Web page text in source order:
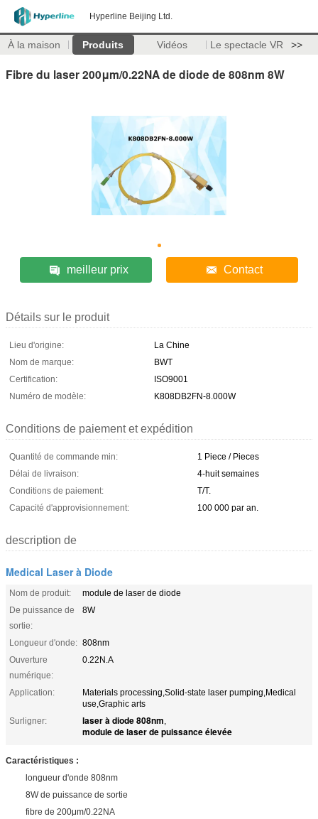
Hyperline Beijing Ltd.
À la maison Produits Vidéos Le spectacle VR >>
Fibre du laser 200μm/0.22NA de diode de 808nm 8W
meilleur prix Contact
Détails sur le produit
Lieu d'origine:
La Chine
Nom de marque:
BWT
Certification:
ISO9001
Numéro de modèle:
K808DB2FN-8.000W
Conditions de paiement et expédition
Quantité de commande min:
1 Piece / Pieces
Délai de livraison:
4-huit semaines
Conditions de paiement:
T/T.
Capacité d'approvisionnement:
100 000 par an.
description de
Medical Laser à Diode
Nom de produit:
module de laser de diode
De puissance de
sortie:
8W
Longueur d'onde: 808nm
Ouverture
numérique:
0.22N.A
Application:
Materials processing,Solid-state laser pumping,Medical
use,Graphic arts
Surligner:
laser à diode 808nm,
module de laser de puissance élevée
Caractéristiques :
longueur d'onde 808nm
8W de puissance de sortie
fibre de 200μm/0.22NA